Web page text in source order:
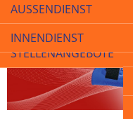
AKTUELLES &
MESSEN
STELLENANGEBOTE
AUSSENDIENST
INNENDIENST
3D-Druck